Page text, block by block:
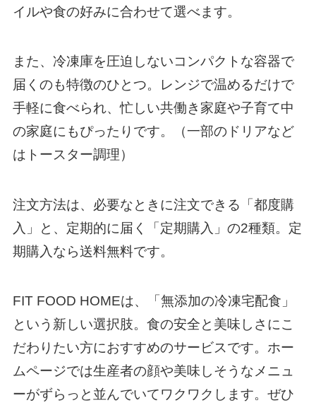
イルや食の好みに合わせて選べます。
また、冷凍庫を圧迫しないコンパクトな容器で
届くのも特徴のひとつ。レンジで温めるだけで
手軽に食べられ、忙しい共働き家庭や子育て中
の家庭にもぴったりです。（一部のドリアなど
はトースター調理）
注文方法は、必要なときに注文できる「都度購
入」と、定期的に届く「定期購入」の2種類。定
期購入なら送料無料です。
FIT FOOD HOMEは、「無添加の冷凍宅配食」
という新しい選択肢。食の安全と美味しさにこ
だわりたい方におすすめのサービスです。ホー
ムページでは生産者の顔や美味しそうなメニュ
ーがずらっと並んでいてワクワクします。ぜひ